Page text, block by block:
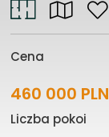
Cena
460 000 PLN
Liczba pokoi